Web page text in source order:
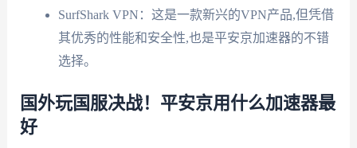
SurfShark VPN：这是一款新兴的VPN产品,但凭借
其优秀的性能和安全性,也是平安京加速器的不错
选择。
国外玩国服决战！平安京用什么加速器最
好